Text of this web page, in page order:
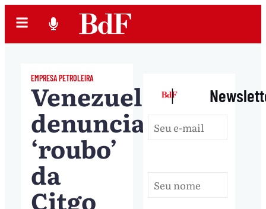
EMPRESA PETROLEIRA
Venezuela
denuncia
‘roubo’
da
Citgo
|